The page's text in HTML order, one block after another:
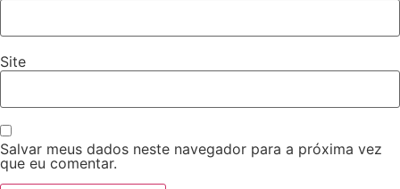
Site
Salvar meus dados neste navegador para a próxima vez
que eu comentar.